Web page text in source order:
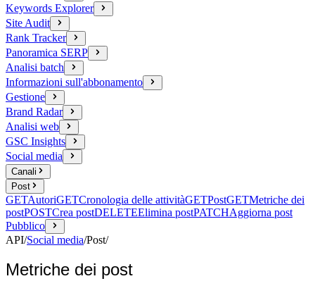
Keywords Explorer
Site Audit
Rank Tracker
Panoramica SERP
Analisi batch
Informazioni sull'abbonamento
Gestione
Brand Radar
Analisi web
GSC Insights
Social media
Canali
Post
GETAutoriGETCronologia delle attivitàGETPostGETMetriche dei
postPOSTCrea postDELETEElimina postPATCHAggiorna post
Pubblico
API/Social media/Post/
Metriche dei post